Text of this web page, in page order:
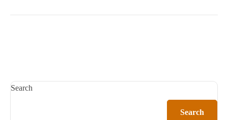
Search
Search